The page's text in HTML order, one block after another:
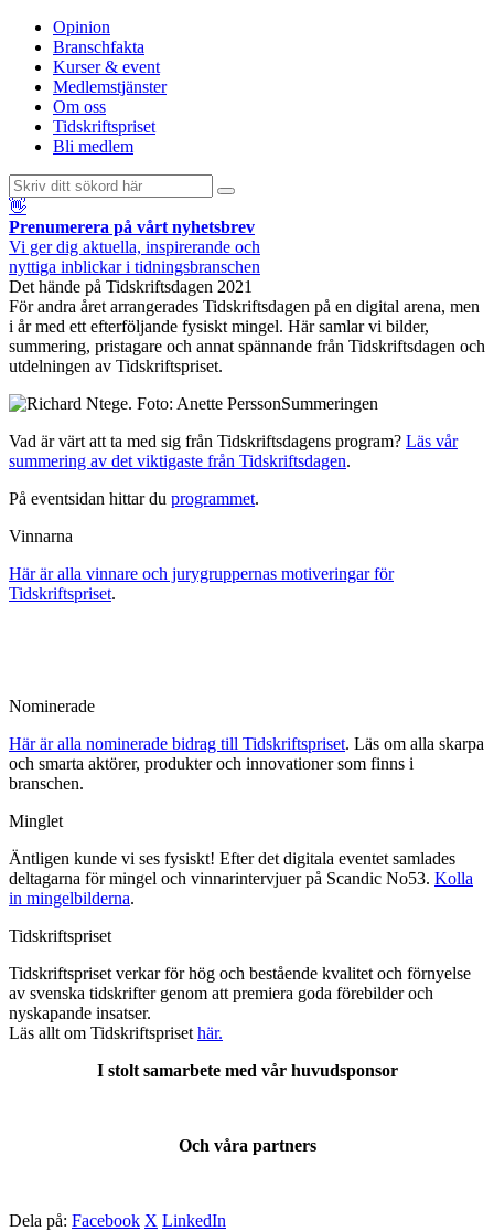
Opinion
Branschfakta
Kurser & event
Medlemstjänster
Om oss
Tidskriftspriset
Bli medlem
👋
Prenumerera på vårt nyhetsbrev
Vi ger dig aktuella, inspirerande och
nyttiga inblickar i tidningsbranschen
Det hände på Tidskriftsdagen 2021
För andra året arrangerades Tidskriftsdagen på en digital arena, men
i år med ett efterföljande fysiskt mingel. Här samlar vi bilder,
summering, pristagare och annat spännande från Tidskriftsdagen och
utdelningen av Tidskriftspriset.
Summeringen
Vad är värt att ta med sig från Tidskriftsdagens program? Läs vår
summering av det viktigaste från Tidskriftsdagen.
På eventsidan hittar du programmet.
Vinnarna
Här är alla vinnare och jurygruppernas motiveringar för
Tidskriftspriset.
Nominerade
Här är alla nominerade bidrag till Tidskriftspriset. Läs om alla skarpa
och smarta aktörer, produkter och innovationer som finns i
branschen.
Minglet
Äntligen kunde vi ses fysiskt! Efter det digitala eventet samlades
deltagarna för mingel och vinnarintervjuer på Scandic No53. Kolla
in mingelbilderna.
Tidskriftspriset
Tidskriftspriset verkar för hög och bestående kvalitet och förnyelse
av svenska tidskrifter genom att premiera goda förebilder och
nyskapande insatser.
Läs allt om Tidskriftspriset här.
I stolt samarbete med ​vår ​huvudsponsor
Och våra partners
Dela på: Facebook X LinkedIn